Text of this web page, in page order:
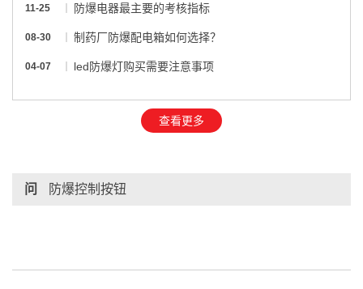
11-25 防爆电器最主要的考核指标
08-30 制药厂防爆配电箱如何选择？
04-07 led防爆灯购买需要注意事项
查看更多
问 防爆控制按钮